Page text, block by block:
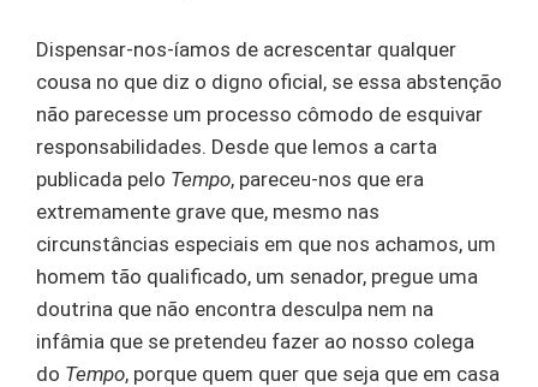
Dispensar-nos-íamos de acrescentar qualquer
cousa no que diz o digno oficial, se essa abstenção
não parecesse um processo cômodo de esquivar
responsabilidades. Desde que lemos a carta
publicada pelo Tempo, pareceu-nos que era
extremamente grave que, mesmo nas
circunstâncias especiais em que nos achamos, um
homem tão qualificado, um senador, pregue uma
doutrina que não encontra desculpa nem na
infâmia que se pretendeu fazer ao nosso colega
do Tempo, porque quem quer que seja que em casa